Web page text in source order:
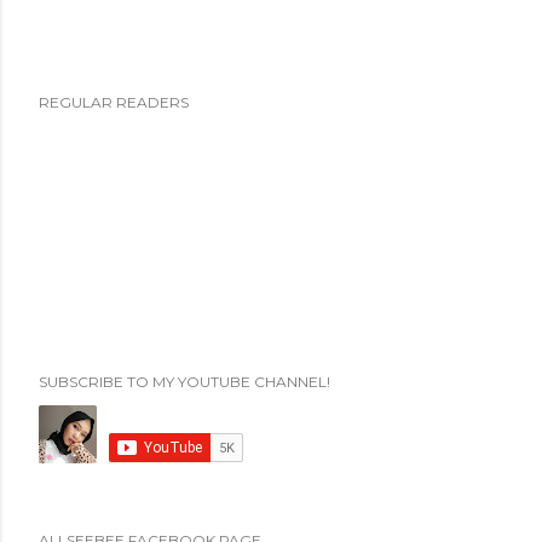
REGULAR READERS
SUBSCRIBE TO MY YOUTUBE CHANNEL!